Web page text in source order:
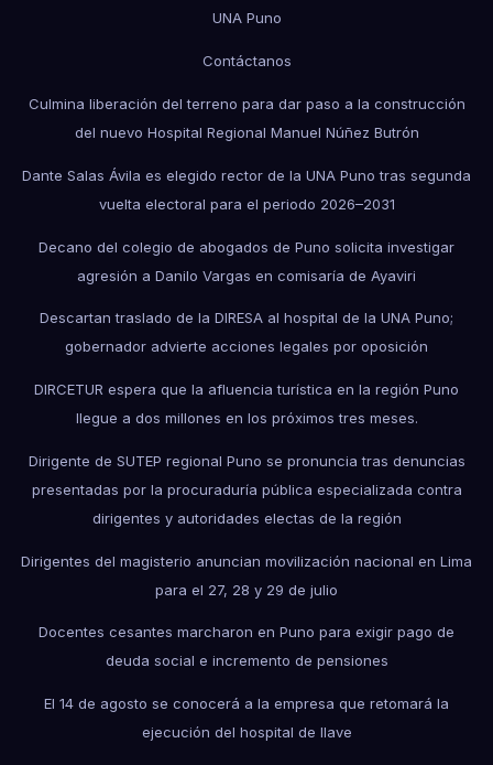
UNA Puno
Contáctanos
Culmina liberación del terreno para dar paso a la construcción
del nuevo Hospital Regional Manuel Núñez Butrón
Dante Salas Ávila es elegido rector de la UNA Puno tras segunda
vuelta electoral para el periodo 2026–2031
Decano del colegio de abogados de Puno solicita investigar
agresión a Danilo Vargas en comisaría de Ayaviri
Descartan traslado de la DIRESA al hospital de la UNA Puno;
gobernador advierte acciones legales por oposición
DIRCETUR espera que la afluencia turística en la región Puno
llegue a dos millones en los próximos tres meses.
Dirigente de SUTEP regional Puno se pronuncia tras denuncias
presentadas por la procuraduría pública especializada contra
dirigentes y autoridades electas de la región
Dirigentes del magisterio anuncian movilización nacional en Lima
para el 27, 28 y 29 de julio
Docentes cesantes marcharon en Puno para exigir pago de
deuda social e incremento de pensiones
El 14 de agosto se conocerá a la empresa que retomará la
ejecución del hospital de Ilave